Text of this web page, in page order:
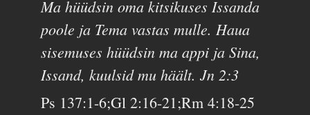
Ma hüüdsin oma kitsikuses Issanda
poole ja Tema vastas mulle. Haua
sisemuses hüüdsin ma appi ja Sina,
Issand, kuulsid mu häält. Jn 2:3
Ps 137:1-6;Gl 2:16-21;Rm 4:18-25